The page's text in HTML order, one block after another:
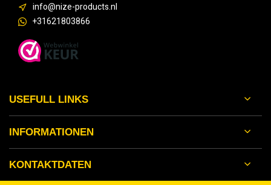
info@nize-products.nl
+31621803866
USEFULL LINKS
INFORMATIONEN
KONTAKTDATEN